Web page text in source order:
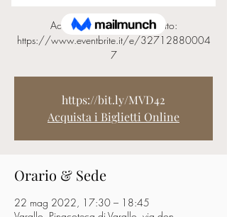
Acquista Online il tuo biglietto:
https://www.eventbrite.it/e/32712880004
7
https://bit.ly/MVD42
Acquista i Biglietti Online
Orario & Sede
22 mag 2022, 17:30 – 18:45